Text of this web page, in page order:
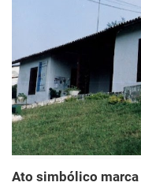
Ato simbólico